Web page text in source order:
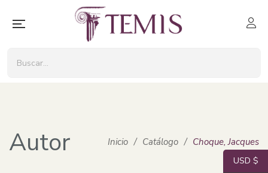
Autor Inicio / Catálogo / Choque, Jacques
USD $